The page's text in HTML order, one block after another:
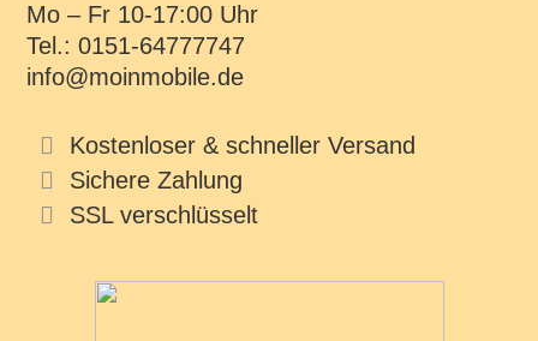
Mo – Fr 10-17:00 Uhr
Tel.: 0151-64777747
info@moinmobile.de
Kostenloser & schneller Versand
Sichere Zahlung
SSL verschlüsselt